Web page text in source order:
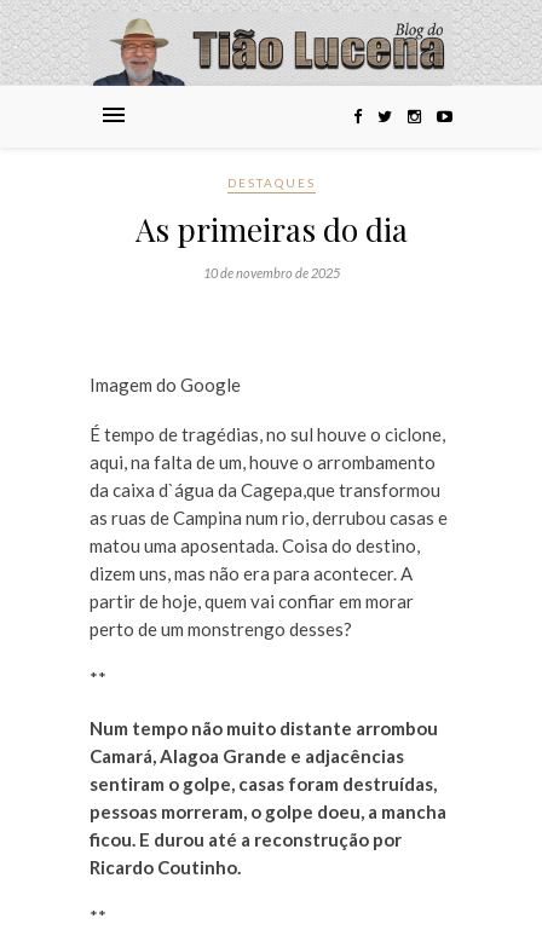
DESTAQUES
As primeiras do dia
10 de novembro de 2025
Imagem do Google
É tempo de tragédias, no sul houve o ciclone,
aqui, na falta de um, houve o arrombamento
da caixa d`água da Cagepa,que transformou
as ruas de Campina num rio, derrubou casas e
matou uma aposentada. Coisa do destino,
dizem uns, mas não era para acontecer. A
partir de hoje, quem vai confiar em morar
perto de um monstrengo desses?
**
Num tempo não muito distante arrombou
Camará, Alagoa Grande e adjacências
sentiram o golpe, casas foram destruídas,
pessoas morreram, o golpe doeu, a mancha
ficou. E durou até a reconstrução por
Ricardo Coutinho.
**